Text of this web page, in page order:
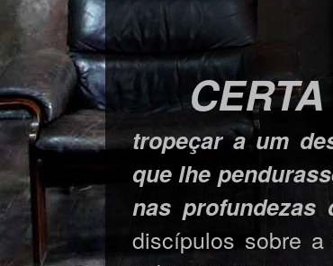
CERTA
tropeçar a um
que lhe
nas profundezas
discípulos sobre